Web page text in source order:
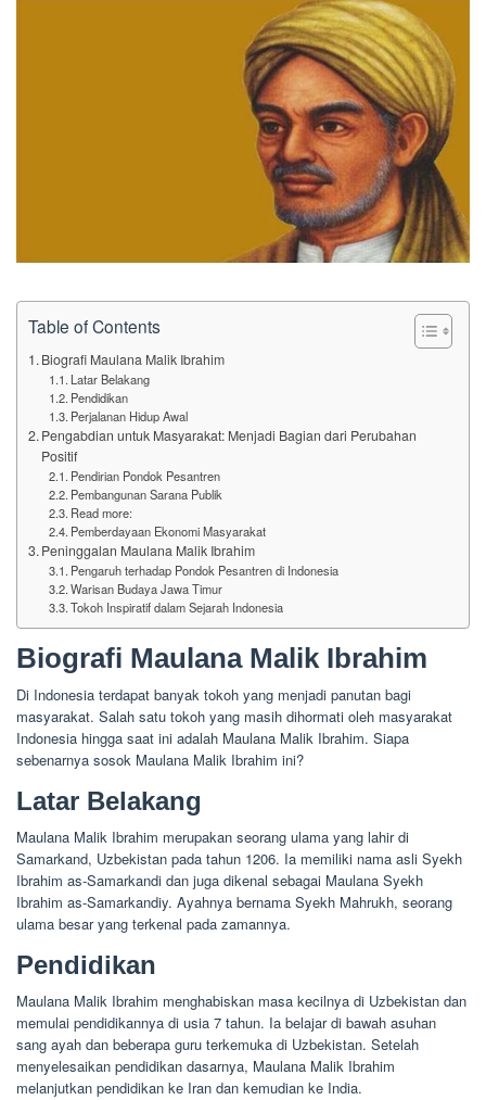
Table of Contents
Biografi Maulana Malik Ibrahim
Latar Belakang
Pendidikan
Perjalanan Hidup Awal
Pengabdian untuk Masyarakat: Menjadi Bagian dari Perubahan
Positif
Pendirian Pondok Pesantren
Pembangunan Sarana Publik
Read more:
Pemberdayaan Ekonomi Masyarakat
Peninggalan Maulana Malik Ibrahim
Pengaruh terhadap Pondok Pesantren di Indonesia
Warisan Budaya Jawa Timur
Tokoh Inspiratif dalam Sejarah Indonesia
Biografi Maulana Malik Ibrahim
Di Indonesia terdapat banyak tokoh yang menjadi panutan bagi
masyarakat. Salah satu tokoh yang masih dihormati oleh masyarakat
Indonesia hingga saat ini adalah Maulana Malik Ibrahim. Siapa
sebenarnya sosok Maulana Malik Ibrahim ini?
Latar Belakang
Maulana Malik Ibrahim merupakan seorang ulama yang lahir di
Samarkand, Uzbekistan pada tahun 1206. Ia memiliki nama asli Syekh
Ibrahim as-Samarkandi dan juga dikenal sebagai Maulana Syekh
Ibrahim as-Samarkandiy. Ayahnya bernama Syekh Mahrukh, seorang
ulama besar yang terkenal pada zamannya.
Pendidikan
Maulana Malik Ibrahim menghabiskan masa kecilnya di Uzbekistan dan
memulai pendidikannya di usia 7 tahun. Ia belajar di bawah asuhan
sang ayah dan beberapa guru terkemuka di Uzbekistan. Setelah
menyelesaikan pendidikan dasarnya, Maulana Malik Ibrahim
melanjutkan pendidikan ke Iran dan kemudian ke India.